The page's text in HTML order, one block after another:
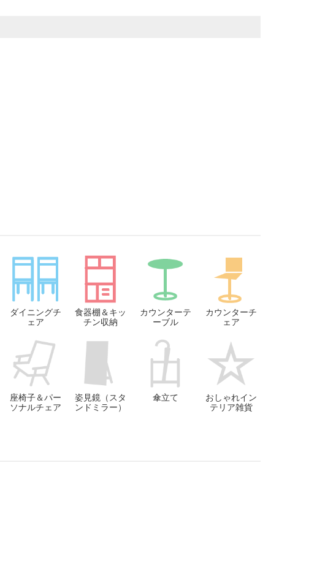
ダイニングチ
ェア
食器棚＆キッ
チン収納
カウンターテ
ーブル
カウンターチ
ェア
座椅子＆パー
ソナルチェア
姿見鏡（スタ
ンドミラー）
傘立て
おしゃれイン
テリア雑貨